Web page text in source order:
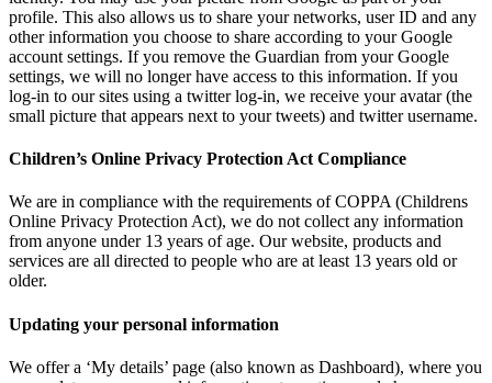
profile. This also allows us to share your networks, user ID and any
other information you choose to share according to your Google
account settings. If you remove the Guardian from your Google
settings, we will no longer have access to this information. If you
log-in to our sites using a twitter log-in, we receive your avatar (the
small picture that appears next to your tweets) and twitter username.
Children’s Online Privacy Protection Act Compliance
We are in compliance with the requirements of COPPA (Childrens
Online Privacy Protection Act), we do not collect any information
from anyone under 13 years of age. Our website, products and
services are all directed to people who are at least 13 years old or
older.
Updating your personal information
We offer a ‘My details’ page (also known as Dashboard), where you